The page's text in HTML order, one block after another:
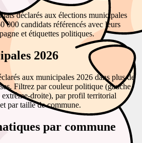
déclarés aux élections municipales
000 candidats référencés avec leurs
et étiquettes politiques.
2026
aux municipales 2026 dans plus de
Filtrez par couleur politique (gauche,
extrême-droite), par profil territorial
par taille de commune.
par commune